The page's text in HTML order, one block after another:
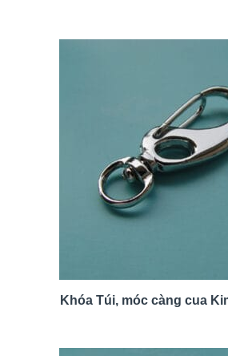
Khóa Túi, móc càng cua